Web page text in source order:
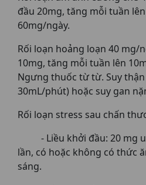
đầu 20mg, tăng mỗi tuần
60mg/ngày.
Rối loạn hoảng loạn 40 mg/
10mg, tăng mỗi tuần lên
Ngưng thuốc từ từ. Suy thận
30mL/phút) hoặc suy gan
Rối loạn stress sau chấn
- Liều khởi đầu: 20 mg
lần, có hoặc không có thức
sáng.